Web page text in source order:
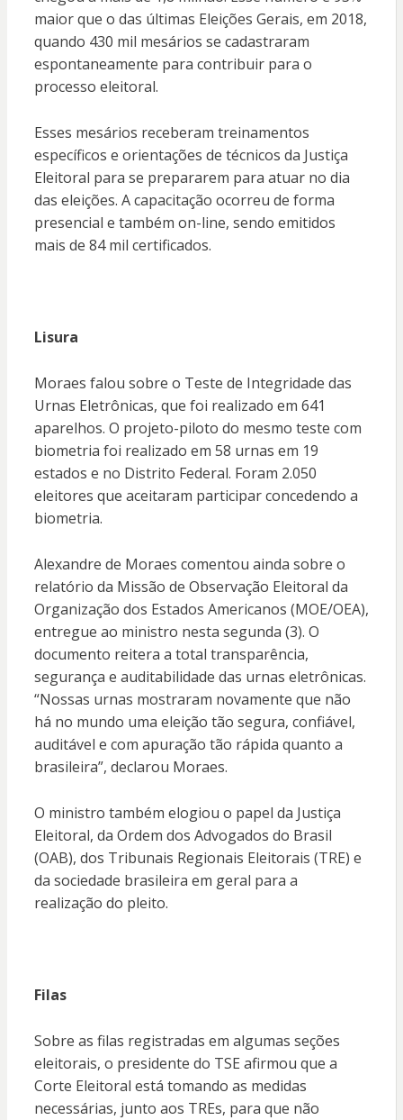
maior que o das últimas Eleições Gerais, em 2018,
quando 430 mil mesários se cadastraram
espontaneamente para contribuir para o
processo eleitoral.
Esses mesários receberam treinamentos
específicos e orientações de técnicos da Justiça
Eleitoral para se prepararem para atuar no dia
das eleições. A capacitação ocorreu de forma
presencial e também on-line, sendo emitidos
mais de 84 mil certificados.
Lisura
Moraes falou sobre o Teste de Integridade das
Urnas Eletrônicas, que foi realizado em 641
aparelhos. O projeto-piloto do mesmo teste com
biometria foi realizado em 58 urnas em 19
estados e no Distrito Federal. Foram 2.050
eleitores que aceitaram participar concedendo a
biometria.
Alexandre de Moraes comentou ainda sobre o
relatório da Missão de Observação Eleitoral da
Organização dos Estados Americanos (MOE/OEA),
entregue ao ministro nesta segunda (3). O
documento reitera a total transparência,
segurança e auditabilidade das urnas eletrônicas.
“Nossas urnas mostraram novamente que não
há no mundo uma eleição tão segura, confiável,
auditável e com apuração tão rápida quanto a
brasileira”, declarou Moraes.
O ministro também elogiou o papel da Justiça
Eleitoral, da Ordem dos Advogados do Brasil
(OAB), dos Tribunais Regionais Eleitorais (TRE) e
da sociedade brasileira em geral para a
realização do pleito.
Filas
Sobre as filas registradas em algumas seções
eleitorais, o presidente do TSE afirmou que a
Corte Eleitoral está tomando as medidas
necessárias, junto aos TREs, para que não